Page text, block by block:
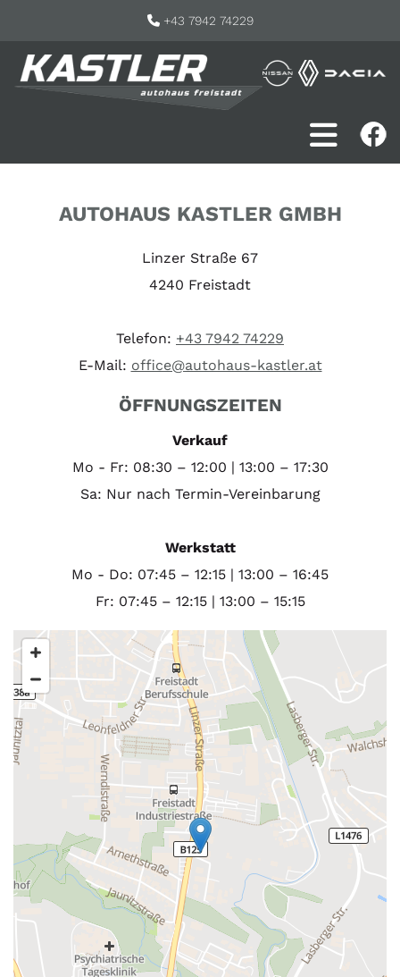
 +43 7942 74229
AUTOHAUS KASTLER GMBH
Linzer Straße 67
4240 Freistadt
Telefon: +43 7942 74229
E-Mail: office@autohaus-kastler.at
ÖFFNUNGSZEITEN
Verkauf
Mo - Fr: 08:30 – 12:00 | 13:00 – 17:30
Sa: Nur nach Termin-Vereinbarung
Werkstatt
Mo - Do: 07:45 – 12:15 | 13:00 – 16:45
Fr: 07:45 – 12:15 | 13:00 – 15:15